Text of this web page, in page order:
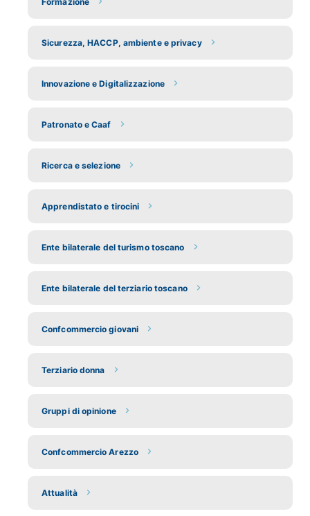
Sicurezza, HACCP, ambiente e privacy
Innovazione e Digitalizzazione
Patronato e Caaf
Ricerca e selezione
Apprendistato e tirocini
Ente bilaterale del turismo toscano
Ente bilaterale del terziario toscano
Confcommercio giovani
Terziario donna
Gruppi di opinione
Confcommercio Arezzo
Attualità